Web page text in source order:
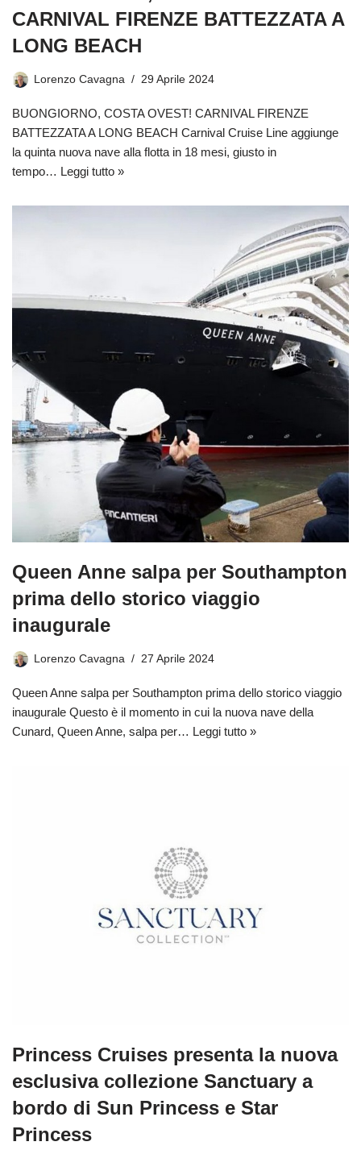
CARNIVAL FIRENZE BATTEZZATA A
LONG BEACH
Lorenzo Cavagna 29 Aprile 2024
BUONGIORNO, COSTA OVEST! CARNIVAL FIRENZE
BATTEZZATA A LONG BEACH Carnival Cruise Line aggiunge
la quinta nuova nave alla flotta in 18 mesi, giusto in
tempo… Leggi tutto »
Queen Anne salpa per Southampton
prima dello storico viaggio
inaugurale
Lorenzo Cavagna 27 Aprile 2024
Queen Anne salpa per Southampton prima dello storico viaggio
inaugurale Questo è il momento in cui la nuova nave della
Cunard, Queen Anne, salpa per… Leggi tutto »
Princess Cruises presenta la nuova
esclusiva collezione Sanctuary a
bordo di Sun Princess e Star
Princess